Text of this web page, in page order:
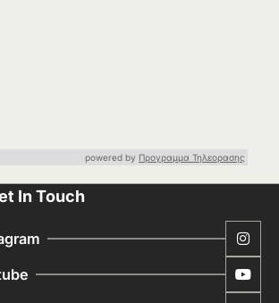
powered by Προγραμμα Τηλεορασης
In Touch